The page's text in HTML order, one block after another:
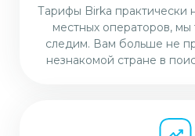
Тарифы Birka практически
местных операторов, мы
следим. Вам больше не
незнакомой стране в